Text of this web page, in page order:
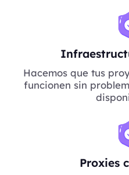
Hacemos que tus
funcionen sin
Proxies